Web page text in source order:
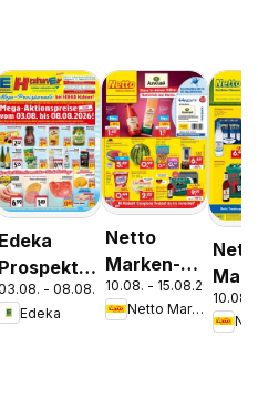
Edeka
Prospekt
- 08.08.2026
Edeka
Netto
Marken-
Discount
Prospekt
10.08. - 15.08.2026
Netto Marken-Discount
10.08.